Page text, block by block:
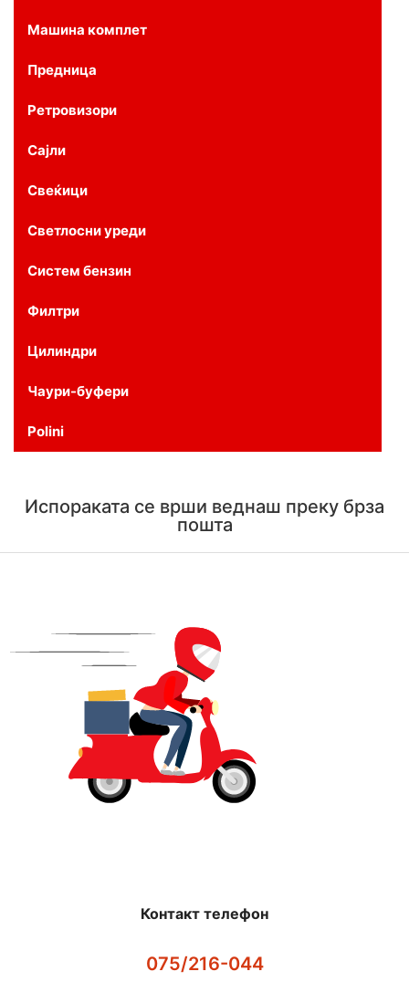
Машина комплет
Предница
Ретровизори
Сајли
Свеќици
Светлосни уреди
Систем бензин
Филтри
Цилиндри
Чаури-буфери
Polini
Испораката се врши веднаш преку брза
пошта
Контакт телефон
075/216-044